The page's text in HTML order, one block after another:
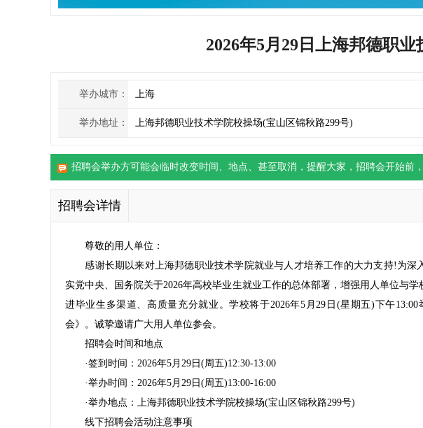
2026年5月29日上海邦德职
举办城市： 上海
举办地址： 上海邦德职业技术学院校操场(宝山区锦秋路299号)
招聘会举办方可能会临时改变时间、地点、甚至取消，提醒大家， 招聘会开始前
招聘会详情
尊敬的用人单位：
感谢长期以来对上海邦德职业技术学院就业与人才培养工作的大力支持!为深
实党中央、国务院关于2026年高校毕业生就业工作的总体部署，增强用人单位与
进毕业生多渠道、高质量充分就业。学校将于2026年5月29日(星期五)下午
会》。诚挚邀请广大用人单位参会。
招聘会时间和地点
·签到时间：2026年5月29日(周五)12:30-13:00
·举办时间：2026年5月29日(周五)13:00-16:00
·举办地点：上海邦德职业技术学院校操场(宝山区锦秋路299号)
线下招聘会活动注意事项